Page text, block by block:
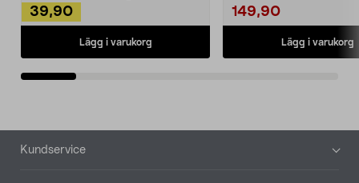
39,90
Lägg i varukorg
149,90
Lägg i varukorg
Sidfot
Kundservice